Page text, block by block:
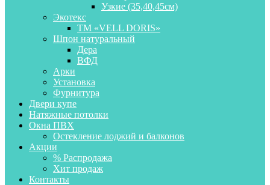
Узкие (35,40,45см)
Экотекс
ТМ «VELL DORIS»
Шпон натуральный
Дера
ВФД
Арки
Установка
Фурнитура
Двери купе
Натяжные потолки
Окна ПВХ
Остекление лоджий и балконов
Акции
% Распродажа
Хит продаж
Контакты